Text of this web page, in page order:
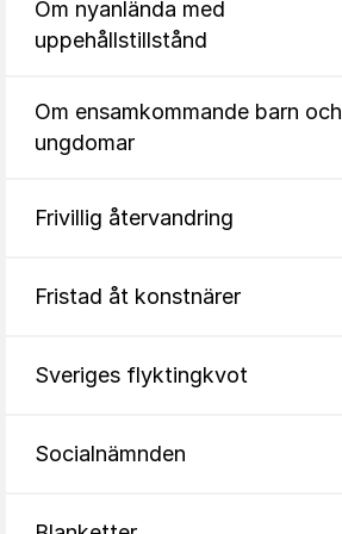
Om nyanlända med
uppehållstillstånd
Om ensamkommande barn och
ungdomar
Frivillig återvandring
Fristad åt konstnärer
Sveriges flyktingkvot
Socialnämnden